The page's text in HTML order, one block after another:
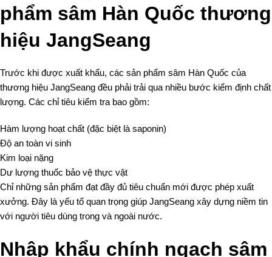
phẩm sâm Hàn Quốc thương
hiệu JangSeang
Trước khi được xuất khẩu, các sản phẩm sâm Hàn Quốc của
thương hiệu JangSeang đều phải trải qua nhiều bước kiểm định chất
lượng. Các chỉ tiêu kiểm tra bao gồm:
Hàm lượng hoạt chất (đặc biệt là saponin)
Độ an toàn vi sinh
Kim loại nặng
Dư lượng thuốc bảo vệ thực vật
Chỉ những sản phẩm đạt đầy đủ tiêu chuẩn mới được phép xuất
xưởng. Đây là yếu tố quan trọng giúp JangSeang xây dựng niềm tin
với người tiêu dùng trong và ngoài nước.
Nhập khẩu chính ngạch sâm